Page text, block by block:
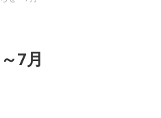
7月